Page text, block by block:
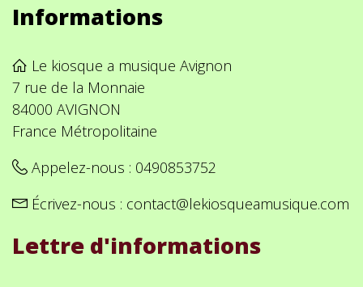
Informations
Le kiosque a musique Avignon
7 rue de la Monnaie
84000 AVIGNON
France Métropolitaine
Appelez-nous : 0490853752
Écrivez-nous : contact@lekiosqueamusique.com
Lettre d'informations